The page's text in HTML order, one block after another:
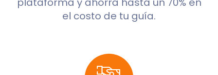
el costo de tu guía.